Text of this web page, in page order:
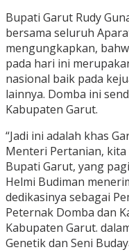
Bupati Garut Rudy
bersama seluruh
mengungkapkan,
pada hari ini
nasional baik pada
lainnya. Domba ini
Kabupaten Garut.
“Jadi ini adalah khas
Menteri Pertanian, kita
Bupati Garut, yang
Helmi Budiman
dedikasinya sebagai
Peternak Domba dan
Kabupaten Garut.
Genetik dan Seni